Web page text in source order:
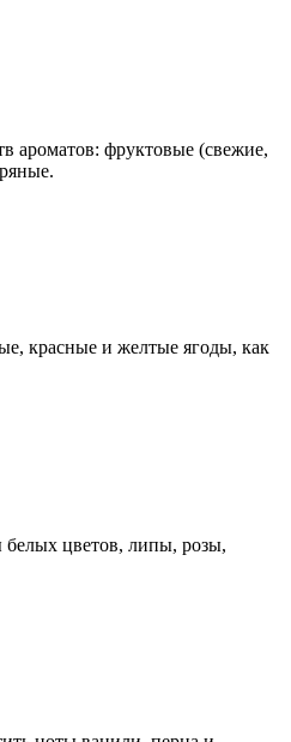
ароматов: фруктовые (свежие,
красные и желтые ягоды, как
цветов, липы, розы,